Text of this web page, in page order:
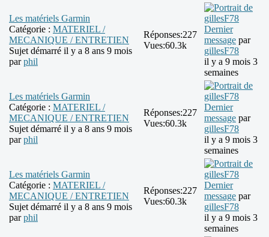
Les matériels Garmin
Catégorie : MATERIEL /
MECANIQUE / ENTRETIEN
Sujet démarré il y a 8 ans 9 mois
parphil
Réponses:227
Vues:60.3k
Dernier
message par
gillesF78
il y a 9 mois 3
semaines
Les matériels Garmin
Catégorie : MATERIEL /
MECANIQUE / ENTRETIEN
Sujet démarré il y a 8 ans 9 mois
parphil
Réponses:227
Vues:60.3k
Dernier
message par
gillesF78
il y a 9 mois 3
semaines
Les matériels Garmin
Catégorie : MATERIEL /
MECANIQUE / ENTRETIEN
Sujet démarré il y a 8 ans 9 mois
parphil
Réponses:227
Vues:60.3k
Dernier
message par
gillesF78
il y a 9 mois 3
semaines